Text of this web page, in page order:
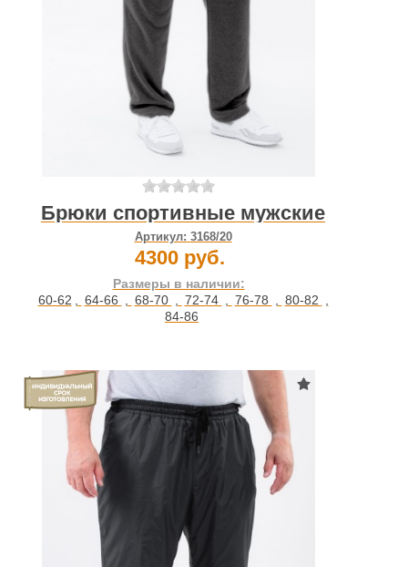
Брюки спортивные мужские
Артикул: 3168/20
4300 руб.
Размеры в наличии:
60-62 , 64-66 , 68-70 , 72-74 , 76-78 , 80-82 ,
84-86